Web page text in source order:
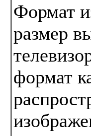
Формат
размер
формат